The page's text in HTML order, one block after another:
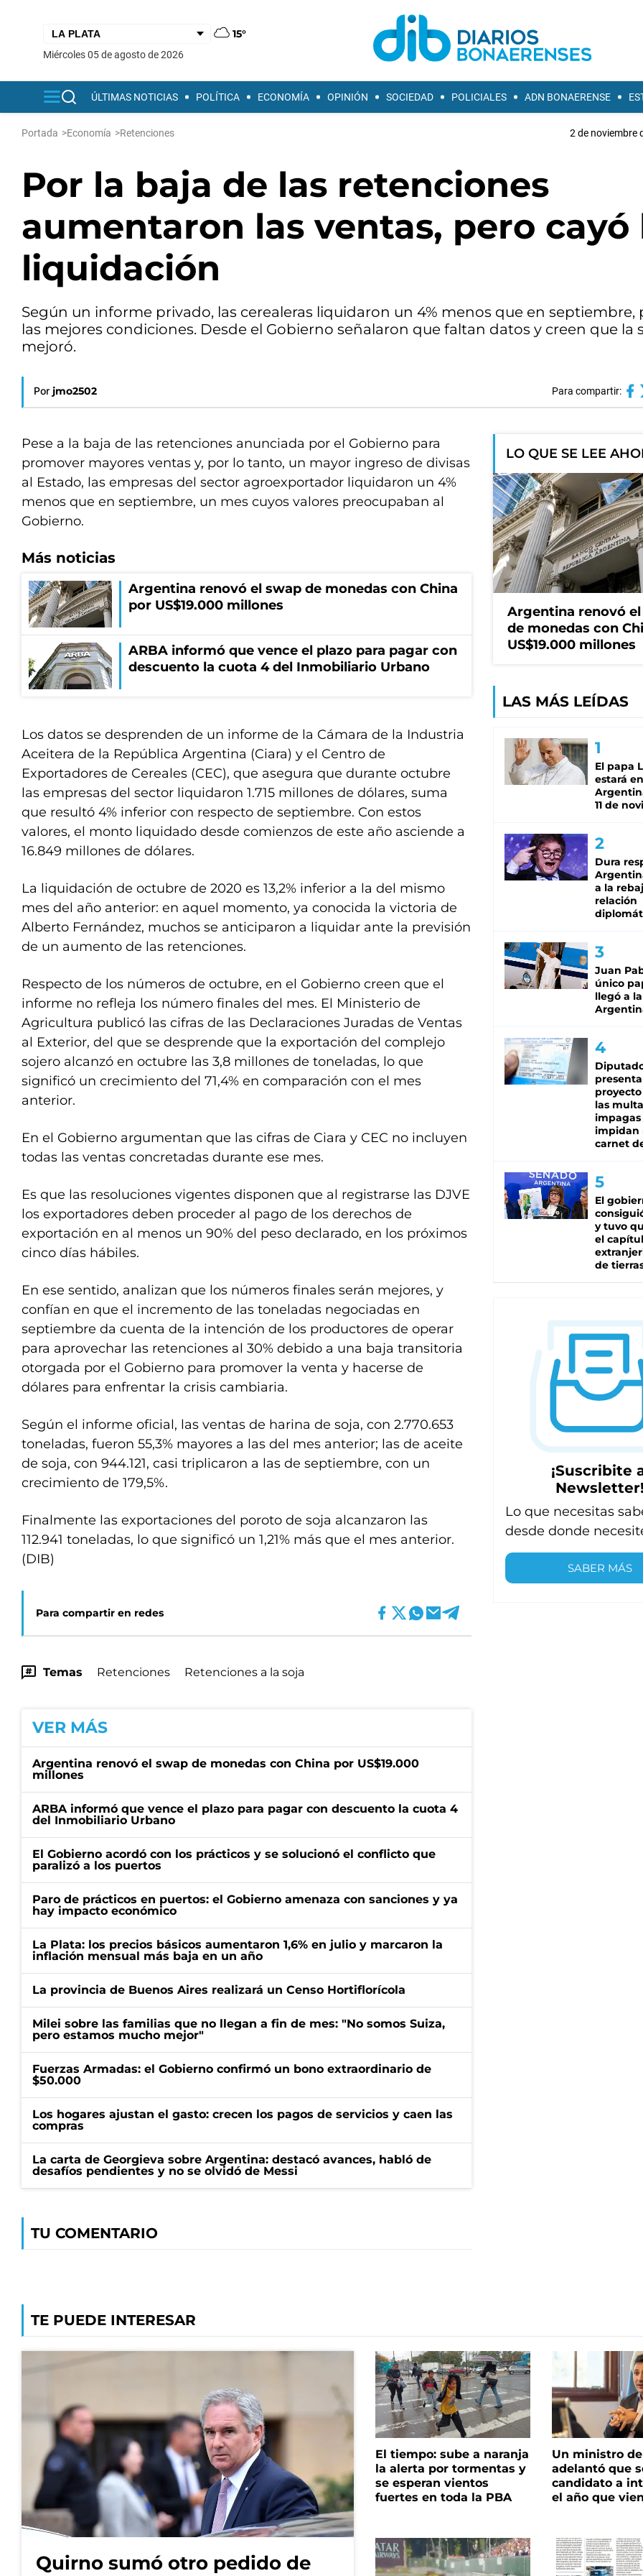
15°
miércoles 05 de agosto de 2026
ÚLTIMAS NOTICIAS POLÍTICA ECONOMÍA OPINIÓN SOCIEDAD POLICIALES ADN BONAERENSE
Portada >Economía >Retenciones 2 de noviembre
Por la baja de las retenciones
aumentaron las ventas, pero cayó
liquidación
Según un informe privado, las cerealeras liquidaron un 4% menos que en septiembre,
las mejores condiciones. Desde el Gobierno señalaron que faltan datos y creen que la
mejoró.
Por jmo2502 Para compartir:
Pese a la baja de las retenciones anunciada por el Gobierno para
promover mayores ventas y, por lo tanto, un mayor ingreso de divisas
al Estado, las empresas del sector agroexportador liquidaron un 4%
menos que en septiembre, un mes cuyos valores preocupaban al
Gobierno.
Más noticias
Argentina renovó el swap de monedas con China
por US$19.000 millones
ARBA informó que vence el plazo para pagar con
descuento la cuota 4 del Inmobiliario Urbano
Los datos se desprenden de un informe de la Cámara de la Industria
Aceitera de la República Argentina (Ciara) y el Centro de
Exportadores de Cereales (CEC), que asegura que durante octubre
las empresas del sector liquidaron 1.715 millones de dólares, suma
que resultó 4% inferior con respecto de septiembre. Con estos
valores, el monto liquidado desde comienzos de este año asciende a
16.849 millones de dólares.
La liquidación de octubre de 2020 es 13,2% inferior a la del mismo
mes del año anterior: en aquel momento, ya conocida la victoria de
Alberto Fernández, muchos se anticiparon a liquidar ante la previsión
de un aumento de las retenciones.
Respecto de los números de octubre, en el Gobierno creen que el
informe no refleja los número finales del mes. El Ministerio de
Agricultura publicó las cifras de las Declaraciones Juradas de Ventas
al Exterior, del que se desprende que la exportación del complejo
sojero alcanzó en octubre las 3,8 millones de toneladas, lo que
significó un crecimiento del 71,4% en comparación con el mes
anterior.
En el Gobierno argumentan que las cifras de Ciara y CEC no incluyen
todas las ventas concretadas durante ese mes.
Es que las resoluciones vigentes disponen que al registrarse las DJVE
los exportadores deben proceder al pago de los derechos de
exportación en al menos un 90% del peso declarado, en los próximos
cinco días hábiles.
En ese sentido, analizan que los números finales serán mejores, y
confían en que el incremento de las toneladas negociadas en
septiembre da cuenta de la intención de los productores de operar
para aprovechar las retenciones al 30% debido a una baja transitoria
otorgada por el Gobierno para promover la venta y hacerse de
dólares para enfrentar la crisis cambiaria.
Según el informe oficial, las ventas de harina de soja, con 2.770.653
toneladas, fueron 55,3% mayores a las del mes anterior; las de aceite
de soja, con 944.121, casi triplicaron a las de septiembre, con un
crecimiento de 179,5%.
Finalmente las exportaciones del poroto de soja alcanzaron las
112.941 toneladas, lo que significó un 1,21% más que el mes anterior.
(DIB)
Para compartir en redes
Temas Retenciones Retenciones a la soja
VER MÁS
Argentina renovó el swap de monedas con China por US$19.000
millones
ARBA informó que vence el plazo para pagar con descuento la cuota 4
del Inmobiliario Urbano
El Gobierno acordó con los prácticos y se solucionó el conflicto que
paralizó a los puertos
Paro de prácticos en puertos: el Gobierno amenaza con sanciones y ya
hay impacto económico
La Plata: los precios básicos aumentaron 1,6% en julio y marcaron la
inflación mensual más baja en un año
La provincia de Buenos Aires realizará un Censo Hortiflorícola
Milei sobre las familias que no llegan a fin de mes: "No somos Suiza,
pero estamos mucho mejor"
Fuerzas Armadas: el Gobierno confirmó un bono extraordinario de
$50.000
Los hogares ajustan el gasto: crecen los pagos de servicios y caen las
compras
La carta de Georgieva sobre Argentina: destacó avances, habló de
desafíos pendientes y no se olvidó de Messi
TU COMENTARIO
LO QUE SE LEE
Argentina renovó
de monedas con
US$19.000 millones
LAS MÁS LEÍDAS
El papa
estará
11 de
Dura
a la
relación
Juan
único
llegó a la
las
impagas
impidan
carnet
El
y tuvo
el
de
¡Suscribite
Newsletter!
Lo que necesitas
desde donde
SABER MÁS
TE PUEDE INTERESAR
Quirno sumó otro pedido de
El tiempo: sube a naranja
la alerta por tormentas y
se esperan vientos
fuertes en toda la PBA
Un ministro
adelantó que
candidato a
el año que